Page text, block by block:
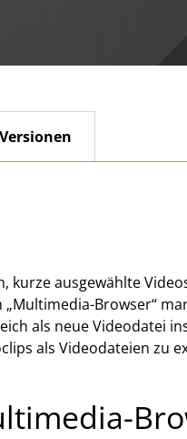
kurze ausgewählte
Browser“
als neue Videodatei
als Videodateien zu